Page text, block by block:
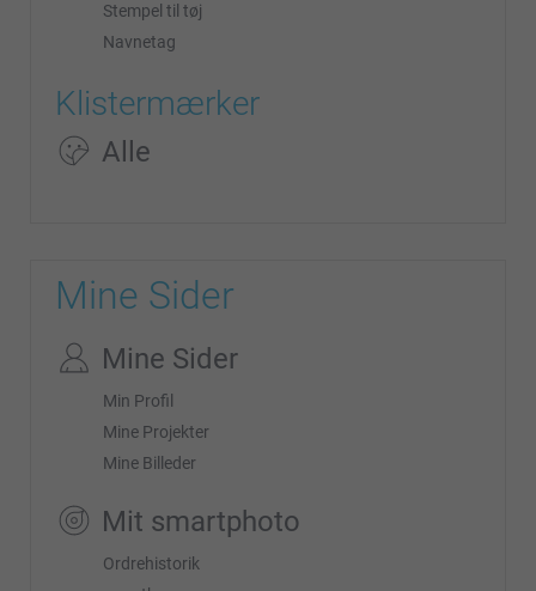
Stempel til tøj
Navnetag
Klistermærker
Alle
Mine Sider
Mine Sider
Min Profil
Mine Projekter
Mine Billeder
Mit smartphoto
Ordrehistorik